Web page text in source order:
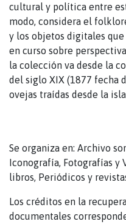
cultural y política entre
modo, considera el
y los objetos digitales
en curso sobre
la colección va desde la
del siglo XIX (1877 fecha
ovejas traídas desde la
Se organiza en: Archivo
Iconografía, Fotografías y
libros, Periódicos y
Los créditos en la
documentales